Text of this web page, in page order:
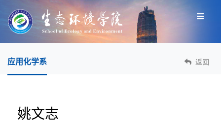
应用化学系 返回
姚文志